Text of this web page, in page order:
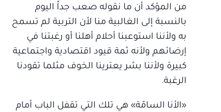
من المؤكد أن ما نقوله صعب جداً اليوم
بالنسبة إلى الغالبية منا لأن التربية لم تسمح
به ولأننا استوعبنا أحلام أهلنا أو رغبتنا في
إرضائهم ولأنه ثمة قيود اقتصادية واجتماعية
كبيرة ولأننا بشر يعترينا الخوف مثلما تقودنا
الرغبة.
«الأنا السامّة» هي تلك التي تقفل الباب أمام